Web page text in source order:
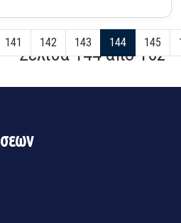
Σελίδα 144 από 162
141 142 143 144 145